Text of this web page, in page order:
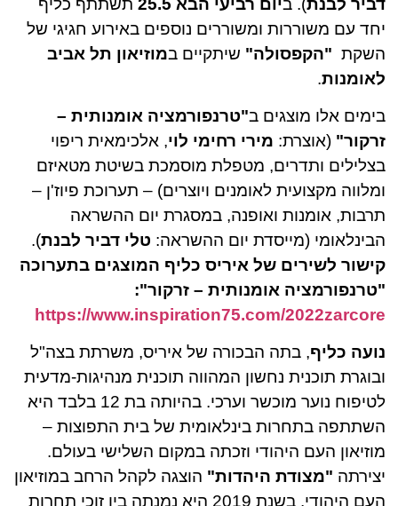
יחד עם משוררות ומשוררים נוספים באירוע חגיגי של
השקת "הקפסולה" שיתקיים במוזיאון תל אביב
לאומנות.
בימים אלו מוצגים ב"טרנפורמציה אומנותית –
זרקור" (אוצרת: מירי רחימי לוי, אלכימאית ריפוי
בצלילים ותדרים, מטפלת מוסמכת בשיטת מטאיזם
ומלווה מקצועית לאומנים ויוצרים) – תערוכת פיוז'ן –
תרבות, אומנות ואופנה, במסגרת יום ההשראה
הבינלאומי (מייסדת יום ההשראה: טלי דביר לבנת).
קישור לשירים של איריס כליף המוצגים בתערוכה
"טרנפורמציה אומנותית – זרקור":
https://www.inspiration75.com/2022zarcore
נועה כליף, בתה הבכורה של איריס, משרתת בצה"ל
ובוגרת תוכנית נחשון המהווה תוכנית מנהיגות-מדעית
לטיפוח נוער מוכשר וערכי. בהיותה בת 12 בלבד היא
השתתפה בתחרות בינלאומית של בית התפוצות –
מוזיאון העם היהודי וזכתה במקום השלישי בעולם.
יצירתה "מצודת היהדות" הוצגה לקהל הרחב במוזיאון
העם היהודי. בשנת 2019 היא נמנתה בין זוכי תחרות